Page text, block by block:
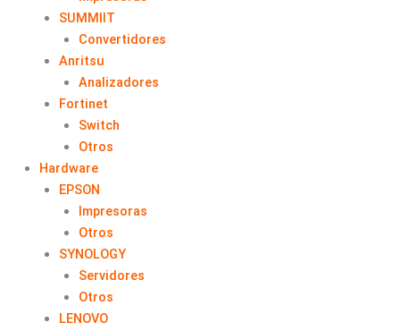
SUMMIIT
Convertidores
Anritsu
Analizadores
Fortinet
Switch
Otros
Hardware
EPSON
Impresoras
Otros
SYNOLOGY
Servidores
Otros
LENOVO